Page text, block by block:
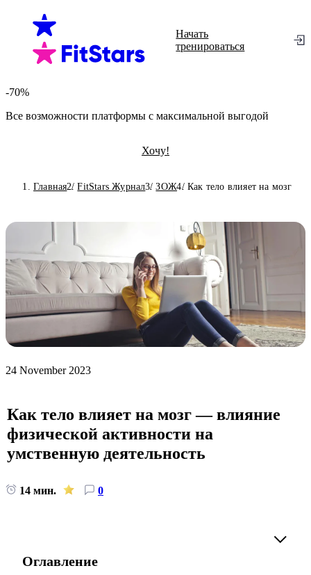
Начать
тренироваться
-70%
Все возможности платформы с максимальной выгодой
Хочу!
Главная FitStars Журнал ЗОЖ Как тело влияет на мозг
24 November 2023
Как тело влияет на мозг — влияние
физической активности на
умственную деятельность
14 мин. 0
Оглавление